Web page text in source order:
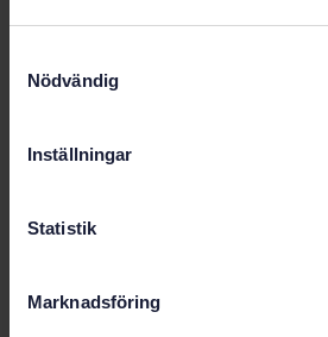
Nödvändig
Inställningar
Statistik
Marknadsföring
tillgänglighet, SIS/TK 536